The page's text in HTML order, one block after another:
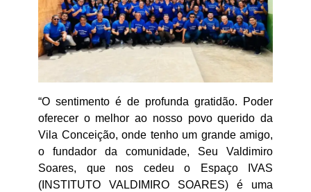
“O sentimento é de profunda gratidão. Poder
oferecer o melhor ao nosso povo querido da
Vila Conceição, onde tenho um grande amigo,
o fundador da comunidade, Seu Valdimiro
Soares, que nos cedeu o Espaço IVAS
(INSTITUTO VALDIMIRO SOARES) é uma